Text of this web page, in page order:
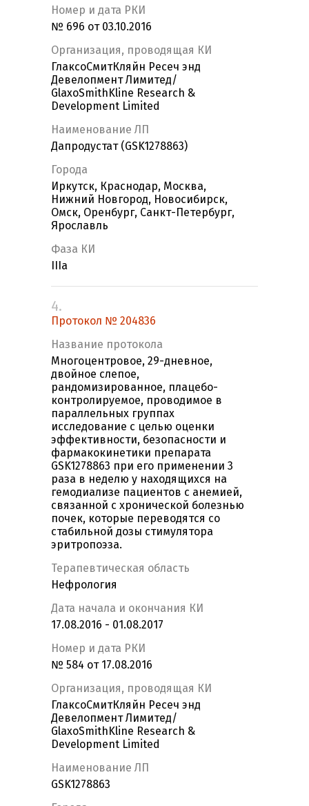
Номер и дата РКИ
№ 696 от 03.10.2016
Организация, проводящая КИ
ГлаксоСмитКляйн Ресеч энд
Девелопмент Лимитед/
GlaxoSmithKline Research &
Development Limited
Наименование ЛП
Дапродустат (GSK1278863)
Города
Иркутск, Краснодар, Москва,
Нижний Новгород, Новосибирск,
Омск, Оренбург, Санкт-Петербург,
Ярославль
Фаза КИ
IIIa
4.
Протокол № 204836
Название протокола
Многоцентровое, 29-дневное,
двойное слепое,
рандомизированное, плацебо-
контролируемое, проводимое в
параллельных группах
исследование с целью оценки
эффективности, безопасности и
фармакокинетики препарата
GSK1278863 при его применении 3
раза в неделю у находящихся на
гемодиализе пациентов с анемией,
связанной с хронической болезнью
почек, которые переводятся со
стабильной дозы стимулятора
эритропоэза.
Терапевтическая область
Нефрология
Дата начала и окончания КИ
17.08.2016 - 01.08.2017
Номер и дата РКИ
№ 584 от 17.08.2016
Организация, проводящая КИ
ГлаксоСмитКляйн Ресеч энд
Девелопмент Лимитед/
GlaxoSmithKline Research &
Development Limited
Наименование ЛП
GSK1278863